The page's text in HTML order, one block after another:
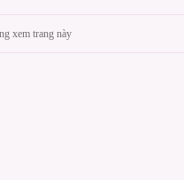
xem trang này